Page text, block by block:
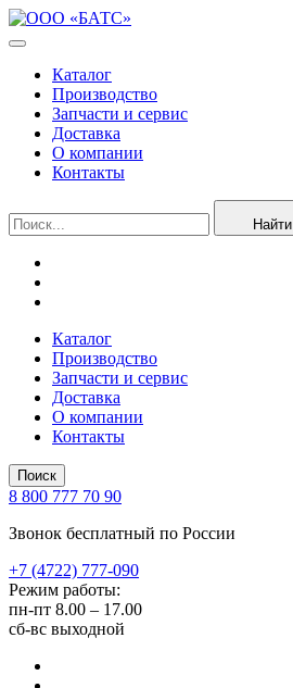
Каталог
Производство
Запчасти и сервис
Доставка
О компании
Контакты
Найти
Каталог
Производство
Запчасти и сервис
Доставка
О компании
Контакты
Поиск
8 800 777 70 90
Звонок бесплатный по России
+7 (4722) 777-090
Режим работы:
пн-пт 8.00 – 17.00
сб-вс выходной